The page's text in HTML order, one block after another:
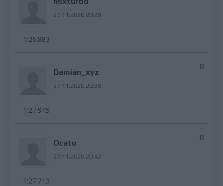
27.11.2020 20:29
1:26.883
Damian_xyz
27.11.2020 20:38
0
1:27.945
Ocato
27.11.2020 20:42
0
1:27.713